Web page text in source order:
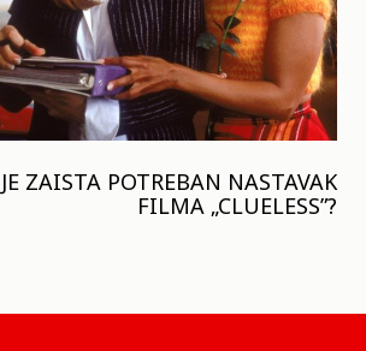
ZAISTA POTREBAN NASTAVAK
FILMA „CLUELESS”?